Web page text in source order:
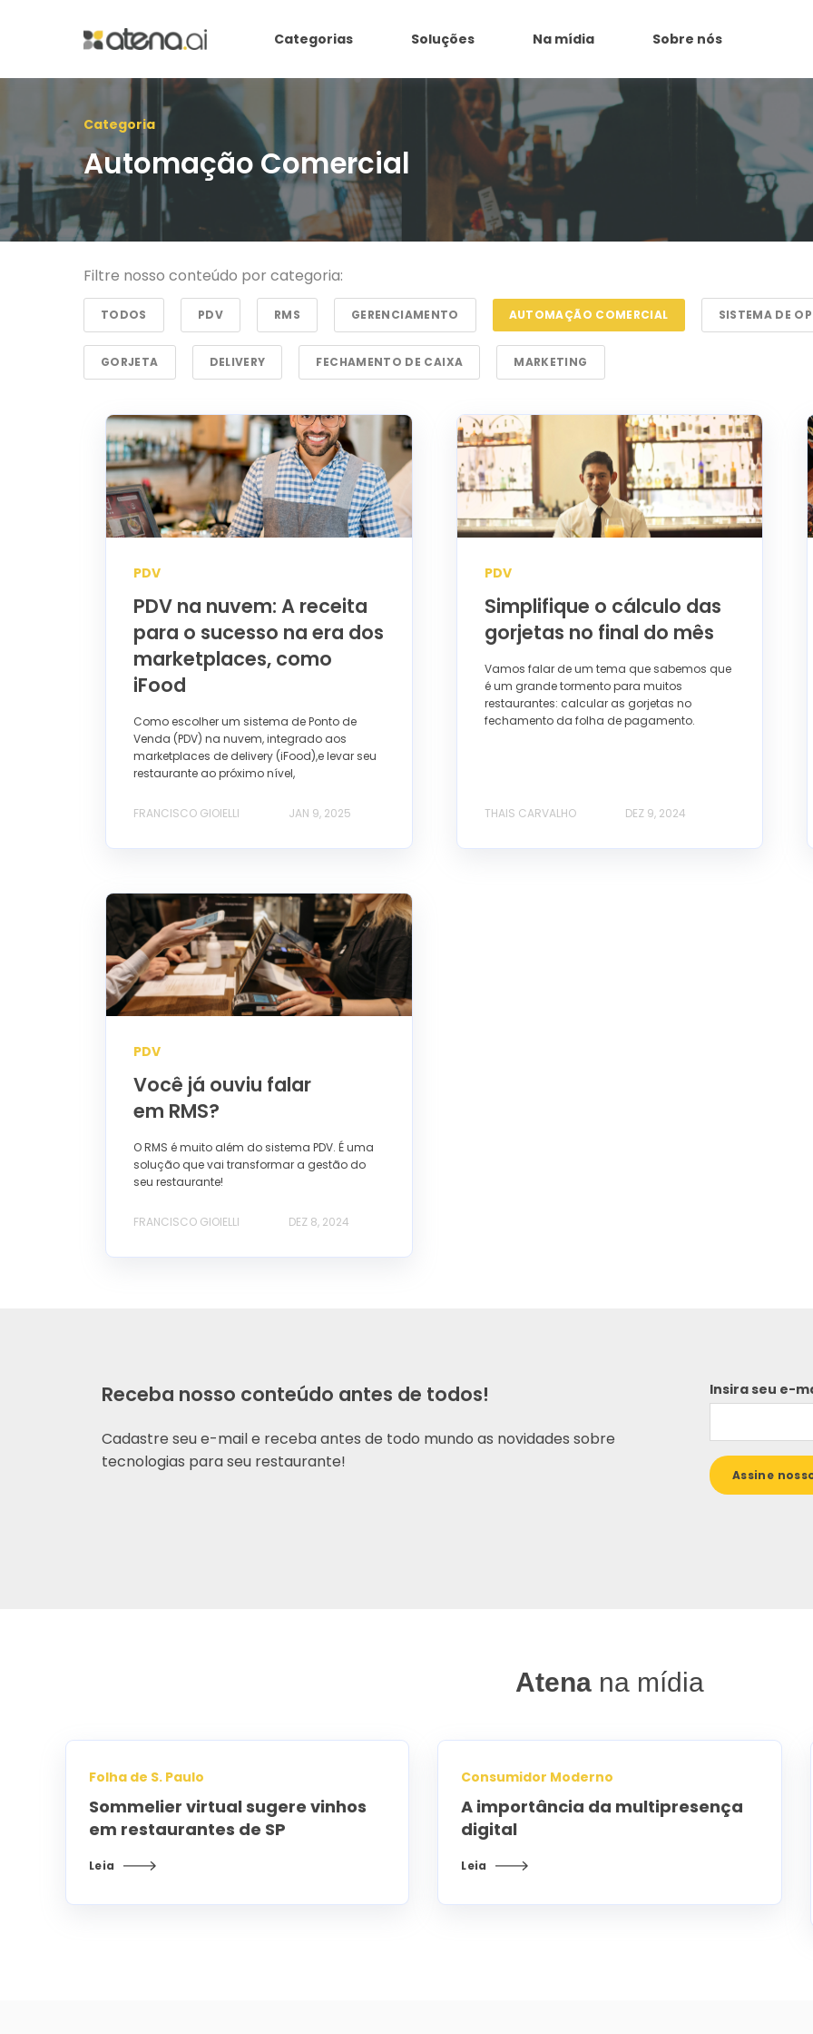
Categorias Soluções Na mídia Sobre nós
Categoria
Automação Comercial
Filtre nosso conteúdo por categoria:
TODOS PDV RMS GERENCIAMENTO AUTOMAÇÃO COMERCIAL SISTEMA DE
GORJETA DELIVERY FECHAMENTO DE CAIXA MARKETING
PDV
PDV na nuvem: A receita
para o sucesso na era dos
marketplaces, como
iFood
Como escolher um sistema de Ponto de
Venda (PDV) na nuvem, integrado aos
marketplaces de delivery (iFood),e levar seu
restaurante ao próximo nível,
FRANCISCO GIOIELLI JAN 9, 2025
PDV
Simplifique o cálculo das
gorjetas no final do mês
Vamos falar de um tema que sabemos que
é um grande tormento para muitos
restaurantes: calcular as gorjetas no
fechamento da folha de pagamento.
THAIS CARVALHO DEZ 9, 2024
PDV
Você já ouviu falar
em RMS?
O RMS é muito além do sistema PDV. É uma
solução que vai transformar a gestão do
seu restaurante!
FRANCISCO GIOIELLI DEZ 8, 2024
Receba nosso conteúdo antes de todos!
Cadastre seu e-mail e receba antes de todo mundo as novidades sobre
tecnologias para seu restaurante!
Insira seu e-
Atena na mídia
Folha de S. Paulo
Sommelier virtual sugere vinhos
em restaurantes de SP
Leia
Consumidor Moderno
A importância da multipresença
digital
Leia